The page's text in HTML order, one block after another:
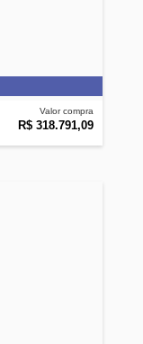
Valor compra
R$ 318.791,09